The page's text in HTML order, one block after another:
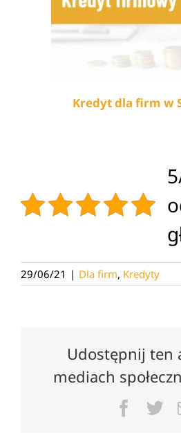
Kredyt dla firm w
29/06/21 | Dla firm, Kredyty
Udostępnij ten
mediach